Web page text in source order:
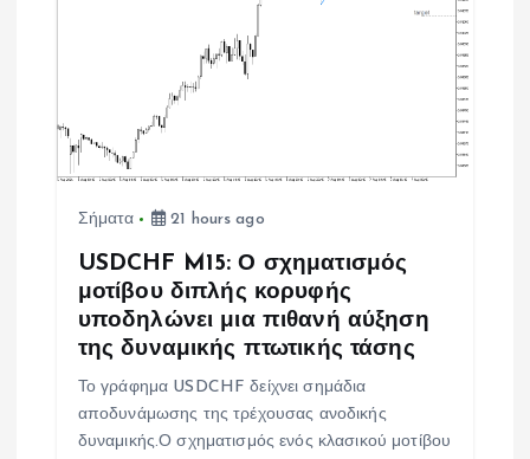
θ
Σήματα 21 hours ago
USDCHF M15: Ο σχηματισμός
μοτίβου διπλής κορυφής
υποδηλώνει μια πιθανή αύξηση
της δυναμικής πτωτικής τάσης
Το γράφημα USDCHF δείχνει σημάδια
αποδυνάμωσης της τρέχουσας ανοδικής
δυναμικής.Ο σχηματισμός ενός κλασικού μοτίβου